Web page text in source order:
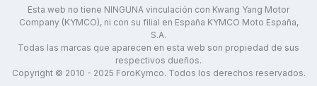
Esta web no tiene NINGUNA vinculación con Kwang Yang Motor
Company (KYMCO), ni con su filial en España KYMCO Moto España,
S.A.
Todas las marcas que aparecen en esta web son propiedad de sus
respectivos dueños.
Copyright © 2010 - 2025 ForoKymco. Todos los derechos reservados.